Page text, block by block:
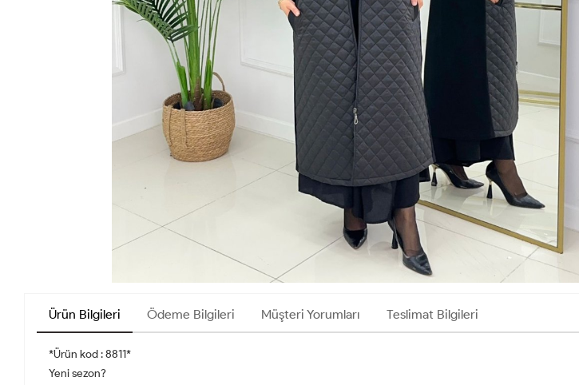
Ürün Bilgileri Ödeme Bilgileri Müşteri Yorumları Teslimat Bilgileri
*Ürün kod : 8811*
Yeni sezon?